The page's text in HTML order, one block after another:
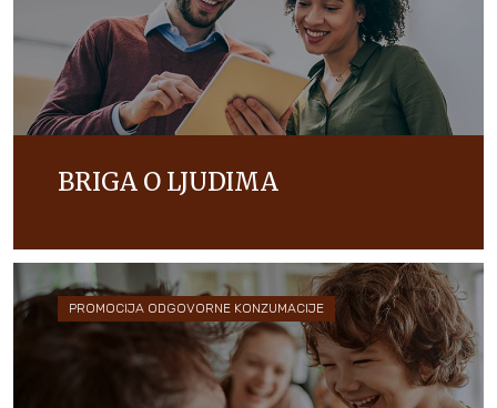
BRIGA O LJUDIMA
stalo do naših ljudi.
PROMOCIJA ODGOVORNE KONZUMACIJE